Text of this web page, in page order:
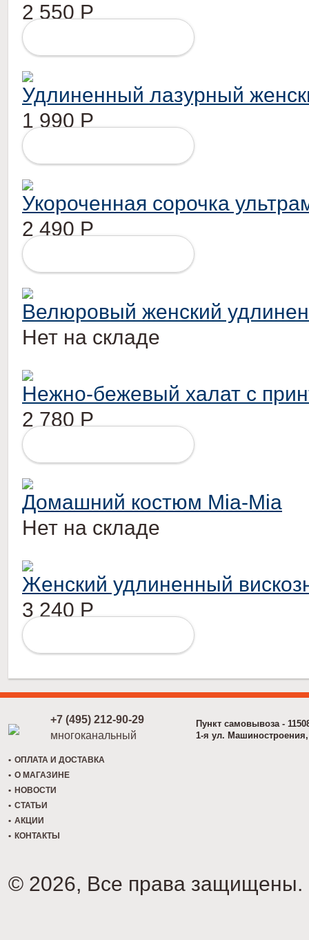
2 550 Р
Удлиненный лазурный
1 990 Р
Укороченная сорочка
2 490 Р
Велюровый женский
Нет на складе
Нежно-бежевый халат с
2 780 Р
Домашний костюм Mia-Mia
Нет на складе
Женский удлиненный
3 240 Р
+7 (495) 212-90-29
многоканальный
Пункт самовывоза -
1-я ул.
ОПЛАТА И ДОСТАВКА
О МАГАЗИНЕ
НОВОСТИ
СТАТЬИ
АКЦИИ
КОНТАКТЫ
© 2026, Все права защищены.